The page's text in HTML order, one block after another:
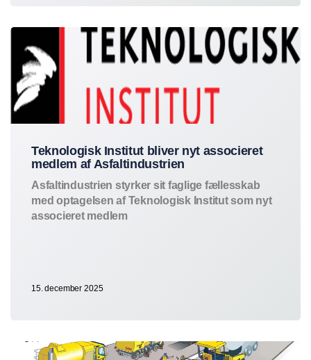
Teknologisk Institut bliver nyt associeret
medlem af Asfaltindustrien
Asfaltindustrien styrker sit faglige fællesskab
med optagelsen afTeknologisk Institutsom nyt
associeret medlem
15. december 2025